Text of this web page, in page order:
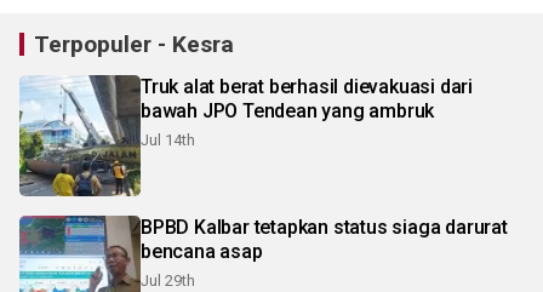
Terpopuler - Kesra
Truk alat berat berhasil dievakuasi dari
bawah JPO Tendean yang ambruk
Jul 14th
BPBD Kalbar tetapkan status siaga darurat
bencana asap
Jul 29th